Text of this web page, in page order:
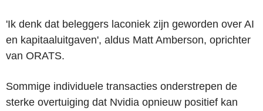
'Ik denk dat beleggers laconiek zijn geworden over AI
en kapitaaluitgaven', aldus Matt Amberson, oprichter
van ORATS.
Sommige individuele transacties onderstrepen de
sterke overtuiging dat Nvidia opnieuw positief kan